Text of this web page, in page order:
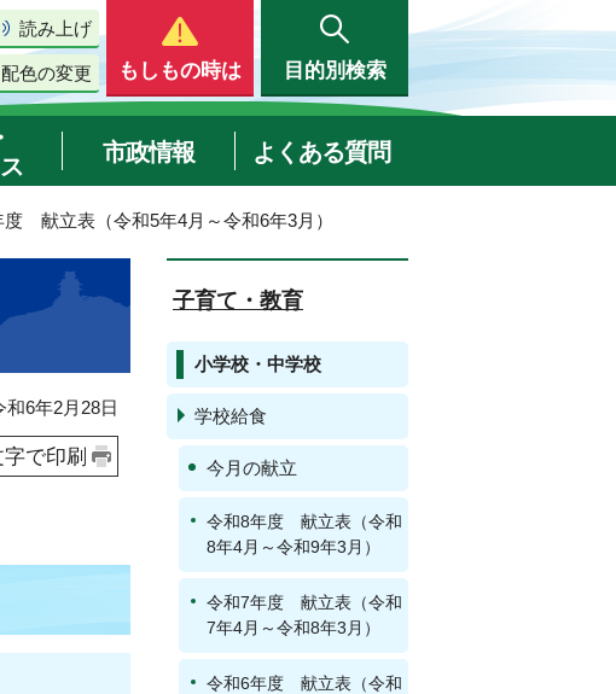
読み上げ
色の変更 もしもの時は 目的別検索
市政情報 よくある質問
度 献立表（令和5年4月～令和6年3月）
6年2月28日
で印刷
子育て・教育
小学校・中学校
学校給食
今月の献立
令和8年度 献立表（令和
8年4月～令和9年3月）
令和7年度 献立表（令和
7年4月～令和8年3月）
令和6年度 献立表（令和